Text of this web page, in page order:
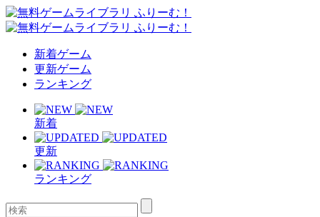
新着ゲーム
更新ゲーム
ランキング
新着
更新
ランキング